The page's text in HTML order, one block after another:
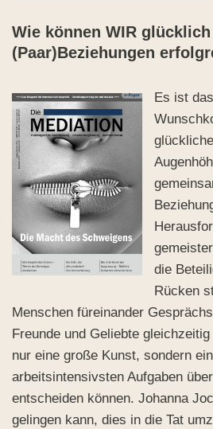
Wie können WIR
(Paar)Beziehungen
Es ist
die
Rücken
Menschen füreinander
Freunde und Geliebte
nur eine große Kunst, sondern
arbeitsintensivsten Aufgaben
entscheiden können. Johanna
gelingen kann, dies in die Tat